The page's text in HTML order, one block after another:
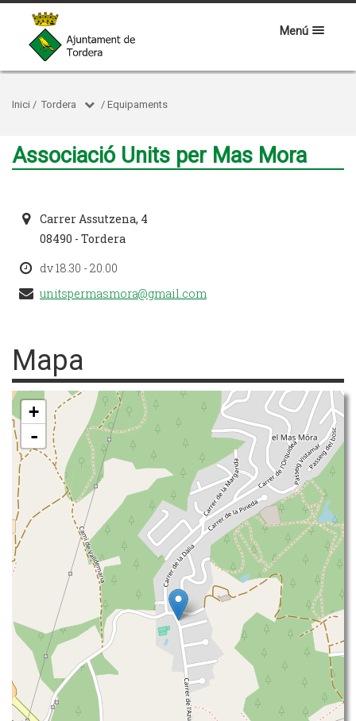
Menú
Inici / Tordera / Equipaments
Associació Units per Mas Mora
Carrer Assutzena, 4
08490 - Tordera
dv 18.30 - 20.00
unitspermasmora@gmail.com
Mapa
+
-